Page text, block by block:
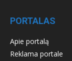
PORTALAS
Apie portalą
Reklama portale